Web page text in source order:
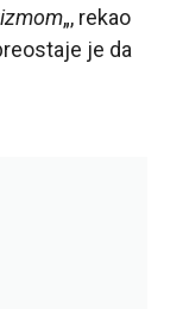
„, rekao
je da